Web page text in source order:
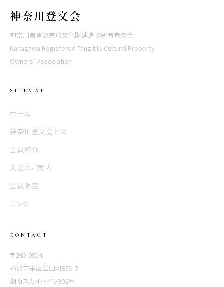
神奈川登文会
神奈川県登録有形文化財建造物所有者の会
Kanagawa Registered Tangible Cultural Property
Owners' Association
SITEMAP
ホーム
神奈川登文会とは
会員紹介
入会のご案内
会員限定
リンク
CONTACT
〒240-0014
横浜市栄区公田町935-7
湘南スカイハイツ302号